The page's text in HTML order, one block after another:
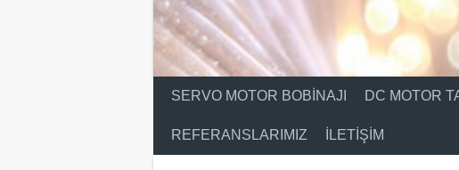
SERVO MOTOR BOBINAJI DC MOTOR
REFERANSLARIMIZ İLETIŞIM